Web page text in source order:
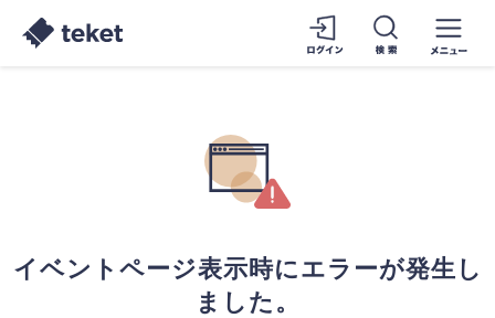
イベントページ表示時にエラーが発生し
ました。